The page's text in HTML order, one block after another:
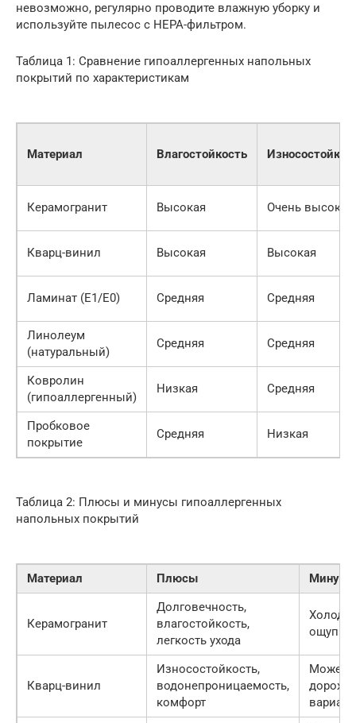
невозможно, регулярно проводите влажную уборку и
используйте пылесос с HEPA-фильтром.
Таблица 1: Сравнение гипоаллергенных напольных
покрытий по характеристикам
Материал Влагостойкость
Керамогранит Высокая Очень высокая
Кварц-винил Высокая Высокая
Ламинат (E1/E0) Средняя Средняя
Линолеум
(натуральный)
Средняя Средняя
Ковролин
(гипоаллергенный)
Низкая Средняя
Пробковое
покрытие
Средняя Низкая
Таблица 2: Плюсы и минусы гипоаллергенных
напольных покрытий
Материал Плюсы Минусы
Керамогранит
Долговечность,
влагостойкость,
легкость ухода
ощупь,
Кварц-винил
Износостойкость,
водонепроницаемость,
комфорт
Может
дороже